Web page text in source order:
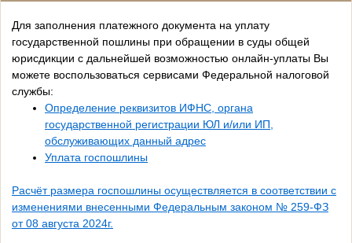
Для заполнения платежного документа на уплату
государственной пошлины при обращении в суды общей
юрисдикции с дальнейшей возможностью онлайн-уплаты Вы
можете воспользоваться сервисами Федеральной налоговой
службы:
Определение реквизитов ИФНС, органа
государственной регистрации ЮЛ и/или ИП,
обслуживающих данный адрес
Уплата госпошлины
Расчёт размера госпошлины осуществляется в соответствии с
изменениями внесенными Федеральным законом № 259-ФЗ
от 08 августа 2024г.